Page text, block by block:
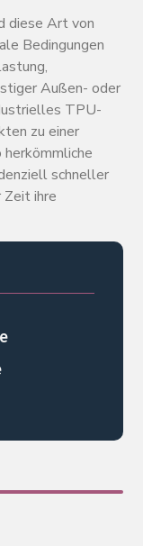
diese Art von
Bedingungen
Außen- oder
TPU-
zu einer
schneller
Zeit ihre